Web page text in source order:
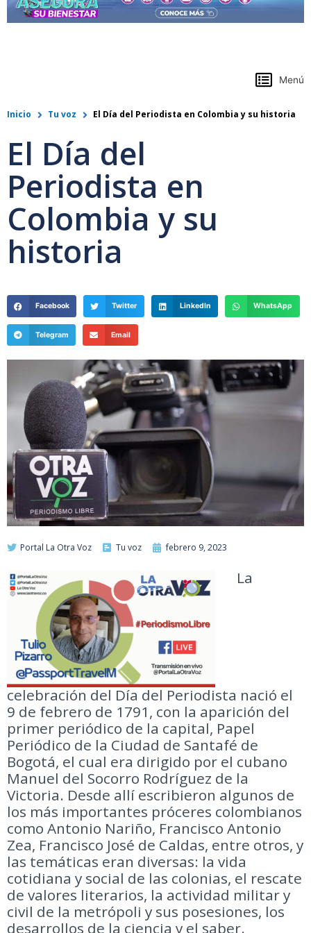
Menú
Inicio Tu voz El Día del Periodista en Colombia y su historia
El Día del
Periodista en
Colombia y su
historia
Facebook Twitter LinkedIn WhatsApp
Telegram Email
Portal La Otra Voz Tu voz febrero 9, 2023
La
celebración del Día del Periodista nació el
9 de febrero de 1791, con la aparición del
primer periódico de la capital, Papel
Periódico de la Ciudad de Santafé de
Bogotá, el cual era dirigido por el cubano
Manuel del Socorro Rodríguez de la
Victoria. Desde allí escribieron algunos de
los más importantes próceres colombianos
como Antonio Nariño, Francisco Antonio
Zea, Francisco José de Caldas, entre otros, y
las temáticas eran diversas: la vida
cotidiana y social de las colonias, el rescate
de valores literarios, la actividad militar y
civil de la metrópoli y sus posesiones, los
desarrollos de la ciencia y el saber.